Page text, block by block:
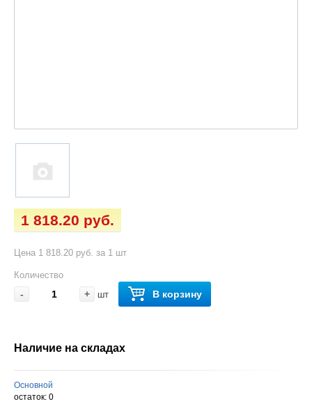
1 818.20 руб.
Цена 1 818.20 руб. за 1 шт
Количество
- + шт В корзину
Наличие на складах
Основной
остаток: 0